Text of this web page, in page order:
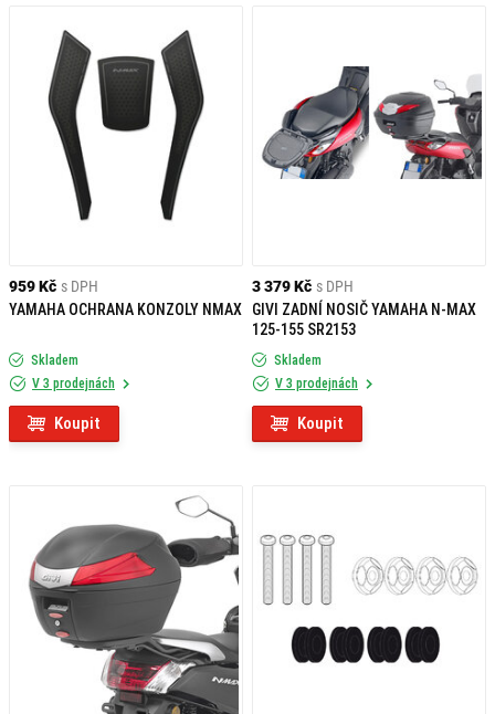
959 Kč s DPH
YAMAHA OCHRANA KONZOLY NMAX
Skladem
V 3 prodejnách
Koupit
3 379 Kč s DPH
GIVI ZADNÍ NOSIČ YAMAHA N-MAX
125-155 SR2153
Skladem
V 3 prodejnách
Koupit